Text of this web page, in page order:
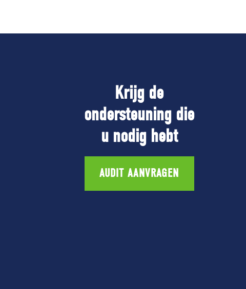
Krijg de
ondersteuning die
u nodig hebt
AUDIT AANVRAGEN